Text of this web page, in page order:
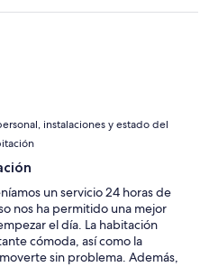
instalaciones y estado del
un servicio 24 horas de
nos ha permitido una mejor
el día. La habitación
cómoda, así como la
sin problema. Además,